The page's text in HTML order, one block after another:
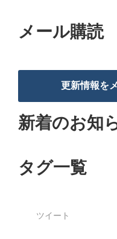
メール購読
更新情報を
新着のお知
タグ一覧
ツイート